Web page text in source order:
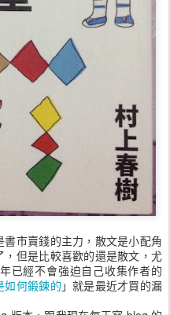
市賣錢的主力，散文是小配角
但是比較喜歡的還是散文，尤
已經不會強迫自己收集作者的
如何鍛鍊的 」就是最近才買的漏